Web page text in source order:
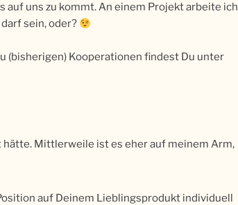
auf uns zu kommt. An einem Projekt arbeite ich
sein, oder?
(bisherigen) Kooperationen findest Du unter
hätte. Mittlerweile ist es eher auf meinem Arm,
auf Deinem Lieblingsprodukt individuell